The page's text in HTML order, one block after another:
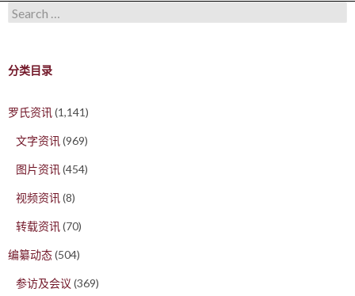
Search for:
分类目录
罗氏资讯(1,141)
文字资讯(969)
图片资讯(454)
视频资讯(8)
转载资讯(70)
编纂动态(504)
参访及会议 (369)